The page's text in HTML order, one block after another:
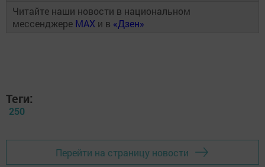
Читайте наши новости в национальном
мессенджере MAX и в «Дзен»
Теги:
250
Перейти на страницу новости